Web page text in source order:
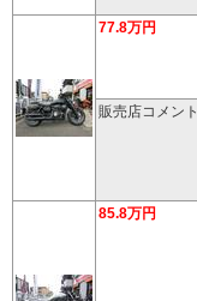
77.8万円
販売店コメント
85.8万円